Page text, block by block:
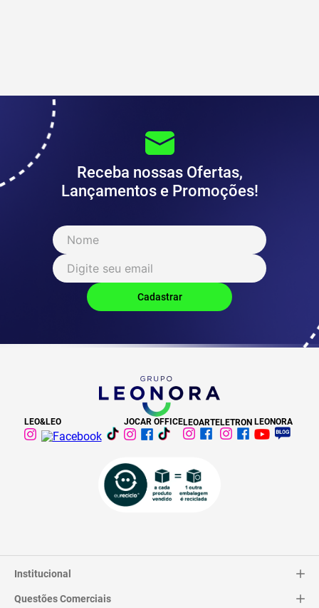
Receba nossas Ofertas,
Lançamentos e Promoções!
LEO&LEO JOCAR OFFICELEOARTELETRON LEONORA
Institucional
Catálogo
Questões Comerciais